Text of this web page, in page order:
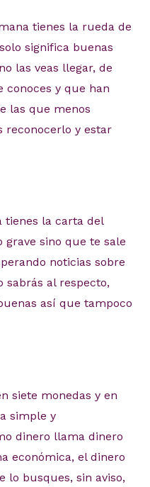
tienes la rueda de
significa buenas
las veas llegar, de
conoces y que han
las que menos
reconocerlo y estar
tienes la carta del
grave sino que te sale
noticias sobre
al respecto,
así que tampoco
siete monedas y en
simple y
dinero llama dinero
económica, el dinero
lo busques, sin aviso,